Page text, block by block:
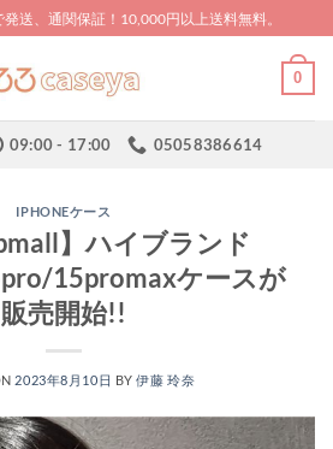
送、通関保証！10,000円以上送料無料。
0
09:00 - 17:00 05058386614
IPHONEケース
】ハイブランド
15promaxケースが
販売開始!!
2023年8月10日 BY伊藤 玲奈